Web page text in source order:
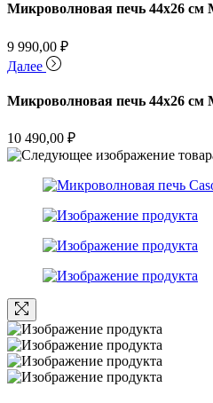
Микроволновая печь 44х26 см
9 990,00 ₽
Далее
Микроволновая печь 44х26 см
10 490,00 ₽